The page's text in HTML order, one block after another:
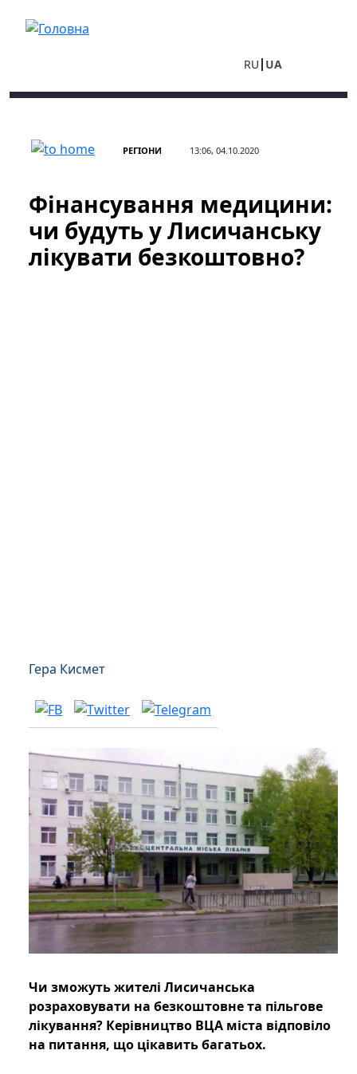
RU UA
РЕГІОНИ 13:06, 04.10.2020
Фінансування медицини:
чи будуть у Лисичанську
лікувати безкоштовно?
Гера Кисмет
Чи зможуть жителі Лисичанська
розраховувати на безкоштовне та пільгове
лікування? Керівництво ВЦА міста відповіло
на питання, що цікавить багатьох.